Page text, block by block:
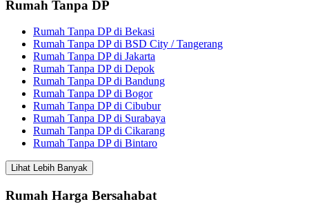
Rumah Tanpa DP
Rumah Tanpa DP di Bekasi
Rumah Tanpa DP di BSD City / Tangerang
Rumah Tanpa DP di Jakarta
Rumah Tanpa DP di Depok
Rumah Tanpa DP di Bandung
Rumah Tanpa DP di Bogor
Rumah Tanpa DP di Cibubur
Rumah Tanpa DP di Surabaya
Rumah Tanpa DP di Cikarang
Rumah Tanpa DP di Bintaro
Lihat Lebih Banyak
Rumah Harga Bersahabat